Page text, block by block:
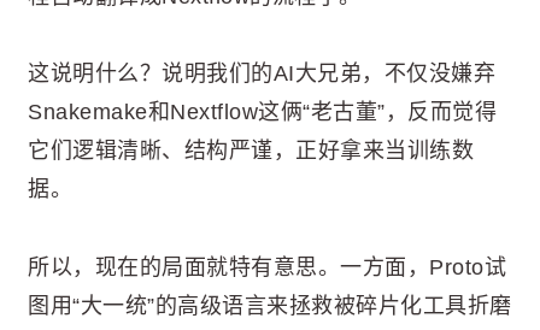
这说明什么？说明我们的AI大兄弟，不仅没嫌弃
Snakemake和Nextflow这俩“老古董”，反而觉得
它们逻辑清晰、结构严谨，正好拿来当训练数
据。
所以，现在的局面就特有意思。一方面，Proto试
图用“大一统”的高级语言来拯救被碎片化工具折磨